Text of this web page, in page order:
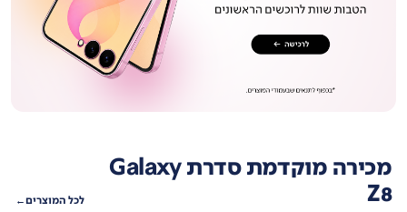
מכירה מוקדמת סדרת Galaxy
Z8 לכל המוצרים